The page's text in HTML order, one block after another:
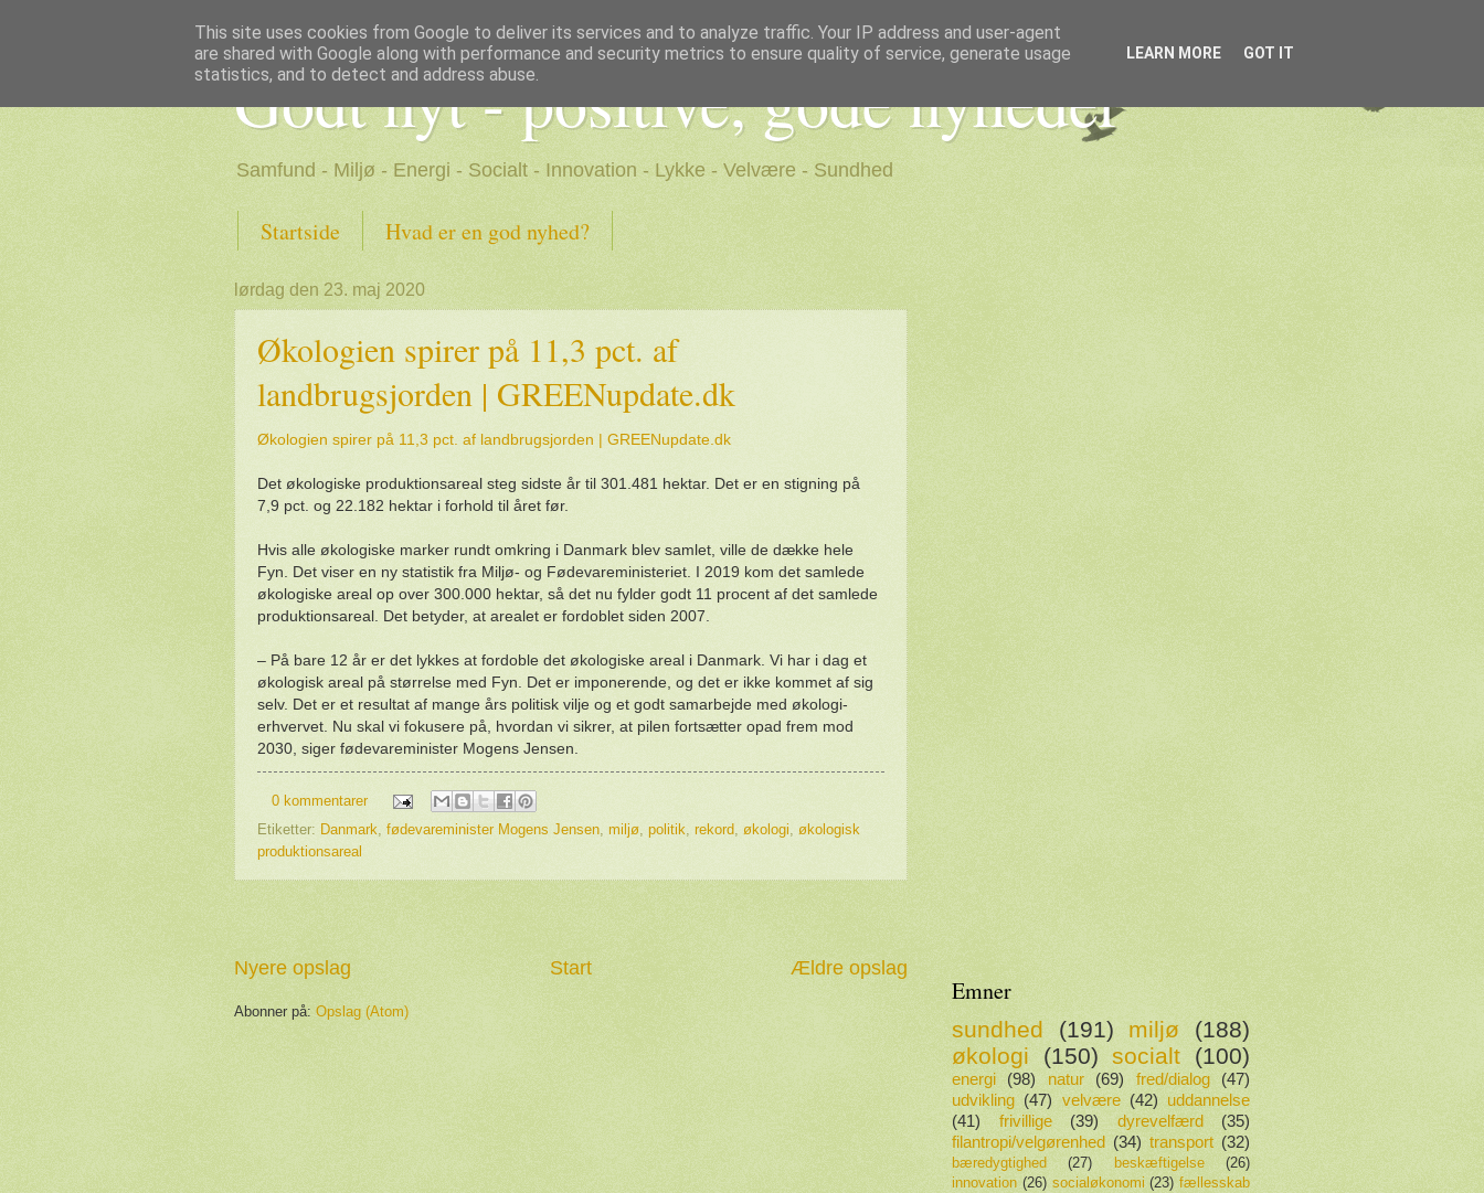
Godt nyt - positive, gode nyheder
Samfund - Miljø - Energi - Socialt - Innovation - Lykke - Velvære - Sundhed
Startside Hvad er en god nyhed?
lørdag den 23. maj 2020
Økologien spirer på 11,3 pct. af
landbrugsjorden | GREENupdate.dk
Økologien spirer på 11,3 pct. af landbrugsjorden | GREENupdate.dk
Det økologiske produktionsareal steg sidste år til 301.481 hektar. Det er en stigning på
7,9 pct. og 22.182 hektar i forhold til året før.
Hvis alle økologiske marker rundt omkring i Danmark blev samlet, ville de dække hele
Fyn. Det viser en ny statistik fra Miljø- og Fødevareministeriet. I 2019 kom det samlede
økologiske areal op over 300.000 hektar, så det nu fylder godt 11 procent af det samlede
produktionsareal. Det betyder, at arealet er fordoblet siden 2007.
– På bare 12 år er det lykkes at fordoble det økologiske areal i Danmark. Vi har i dag et
økologisk areal på størrelse med Fyn. Det er imponerende, og det er ikke kommet af sig
selv. Det er et resultat af mange års politisk vilje og et godt samarbejde med økologi-
erhvervet. Nu skal vi fokusere på, hvordan vi sikrer, at pilen fortsætter opad frem mod
2030, siger fødevareminister Mogens Jensen.
0 kommentarer
Etiketter: Danmark, fødevareminister Mogens Jensen, miljø, politik, rekord, økologi, økologisk
produktionsareal
Nyere opslag Ældre opslag
Start
Abonner på: Opslag (Atom)
Emner
sundhed (191) miljø
(188)
økologi
(150) socialt (100)
energi (98) natur (69) fred/dialog
(47)
udvikling (47) velvære (42) uddannelse
(41)
frivillige (39) dyrevelfærd
(35)
filantropi/velgørenhed (34) transport (32)
bæredygtighed (27) beskæftigelse
(26)
innovation (26) socialøkonomi (23) fællesskab
This site uses cookies from Google to deliver its services and to analyze traffic. Your IP address and user-agent
are shared with Google along with performance and security metrics to ensure quality of service, generate usage
statistics, and to detect and address abuse.
LEARN MORE GOT IT